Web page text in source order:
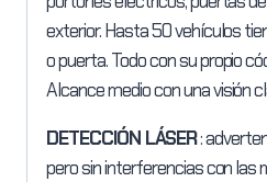
exterior. Hasta 50 vehículos
o puerta. Todo con su propio
Alcance medio con una visión
DETECCIÓN LÁSER:
pero sin interferencias con las